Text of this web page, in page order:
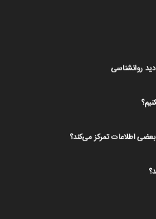
روانشناسی
اطلاعات تمرکز می‌کند؟